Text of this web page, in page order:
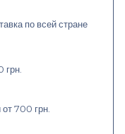
по всей стране
700 грн.